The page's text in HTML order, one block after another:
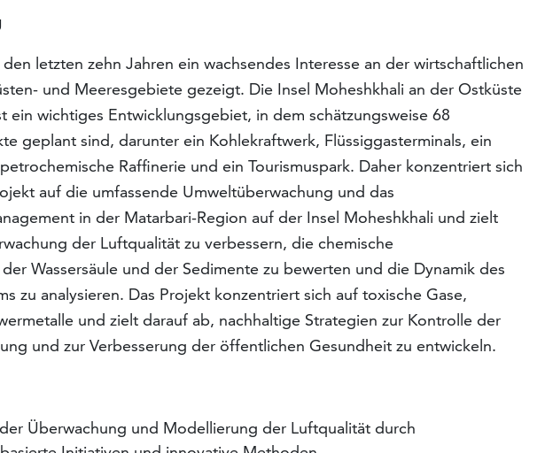
letzten zehn Jahren ein wachsendes Interesse an der wirtschaftlichen
und Meeresgebiete gezeigt. Die Insel Moheshkhali an der Ostküste
ein wichtiges Entwicklungsgebiet, in dem schätzungsweise 68
geplant sind, darunter ein Kohlekraftwerk, Flüssiggasterminals, ein
Raffinerie und ein Tourismuspark. Daher konzentriert sich
auf die umfassende Umweltüberwachung und das
in der Matarbari-Region auf der Insel Moheshkhali und zielt
der Luftqualität zu verbessern, die chemische
Wassersäule und der Sedimente zu bewerten und die Dynamik des
zu analysieren. Das Projekt konzentriert sich auf toxische Gase,
und zielt darauf ab, nachhaltige Strategien zur Kontrolle der
und zur Verbesserung der öffentlichen Gesundheit zu entwickeln.
Überwachung und Modellierung der Luftqualität durch